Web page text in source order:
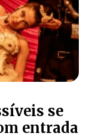
se
entrada